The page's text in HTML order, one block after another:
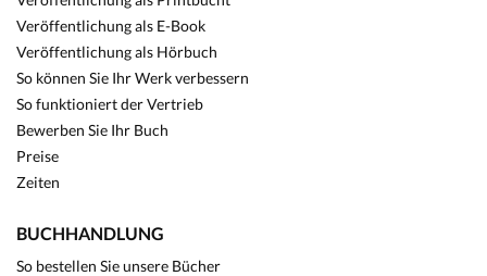
Veröffentlichung als E-Book
Veröffentlichung als Hörbuch
So können Sie Ihr Werk verbessern
So funktioniert der Vertrieb
Bewerben Sie Ihr Buch
Preise
Zeiten
BUCHHANDLUNG
So bestellen Sie unsere Bücher